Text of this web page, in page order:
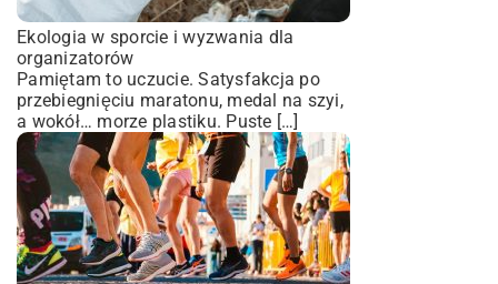
Ekologia w sporcie i wyzwania dla
organizatorów
Pamiętam to uczucie. Satysfakcja po
przebiegnięciu maratonu, medal na szyi,
a wokół… morze plastiku. Puste […]